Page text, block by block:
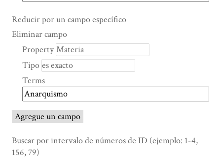
Number
rows
"Reducir
por
campo
específico":
1
Reducir por un campo específico
Search Property
Tipo de búsqueda
Términos de búsqueda
Ensamblador de Búsqueda
Eliminar campo
Property
Tipo
Terms
Agregue un campo
Buscar por intervalo de números de ID (ejemplo: 1-4,
156, 79)